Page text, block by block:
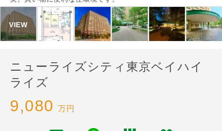
ニューライズシティ東京ベイハイ
ライズ
9,080 万円